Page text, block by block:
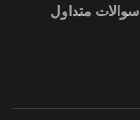
سوالات متداول